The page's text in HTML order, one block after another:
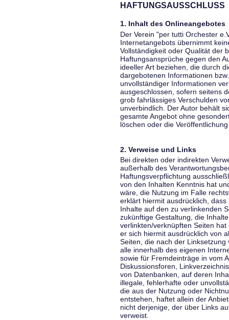
HAFTUNGSAUSSCHLUSS
1. Inhalt des Onlineangebotes
Der Verein "per tutti Orchester
Internetangebots übernimmt
Vollständigkeit oder Qualität der
Haftungsansprüche gegen den
ideeller Art beziehen, die durch
dargebotenen Informationen
unvollständiger Informationen
ausgeschlossen, sofern seitens
grob fahrlässiges Verschulden
unverbindlich. Der Autor behält
gesamte Angebot ohne
löschen oder die
2. Verweise und Links
Bei direkten oder indirekten
außerhalb des
Haftungsverpflichtung
von den Inhalten Kenntnis hat
wäre, die Nutzung im Falle
erklärt hiermit ausdrücklich,
Inhalte auf den zu verlinkenden
zukünftige Gestaltung, die
verlinkten/verknüpften Seiten
er sich hiermit ausdrücklich von
Seiten, die nach der
alle innerhalb des eigenen
sowie für Fremdeinträge in vom
Diskussionsforen,
von Datenbanken, auf deren
illegale, fehlerhafte oder
die aus der Nutzung oder
entstehen, haftet allein der
nicht derjenige, der über Links
verweist.